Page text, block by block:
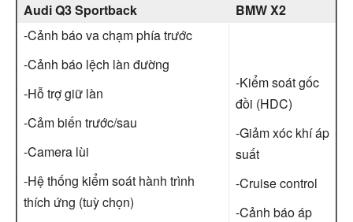
Audi Q3 Sportback
BMW X2
-Cảnh báo va chạm phía trước
-Cảnh báo lệch làn đường
-Hỗ trợ giữ làn
-Cảm biến trước/sau
-Camera lùi
-Hệ thống kiểm soát hành trình
thích ứng (tuỳ chọn)
-Kiểm soát gốc
đồi (HDC)
-Giảm xóc khí áp
suất
-Cruise control
-Cảnh báo áp